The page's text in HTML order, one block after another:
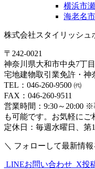
横浜市
海老名市
株式会社スタイリッシュ
〒242-0021
神奈川県大和市中央7丁
宅地建物取引業免許・神
TEL：046-260-9500 ㈹
FAX：046-260-9511
営業時間：9:30～20:00
も可能です。お気軽にご
定休日：毎週水曜日、第
＼ フォローして最新情
LINEお問い合わせ X投